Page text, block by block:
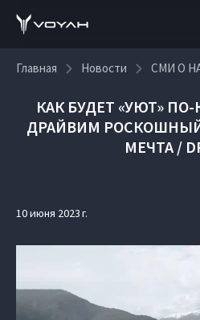
Главная Новости СМИ О
КАК БУДЕТ «УЮТ»
ДРАЙВИМ РОСКОШНЫЙ
МЕЧТА /
10 июня 2023 г.